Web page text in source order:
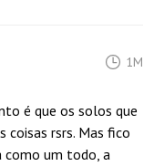
1M
é que os solos que
coisas rsrs. Mas fico
como um todo, a